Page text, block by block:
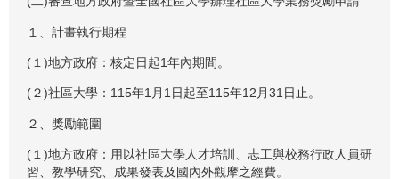
１、計畫執行期程
(１)地方政府：核定日起1年內期間。
(２)社區大學：115年1月1日起至115年12月31日止。
２、獎勵範圍
(１)地方政府：用以社區大學人才培訓、志工與校務行政人員研
習、教學研究、成果發表及國內外觀摩之經費。